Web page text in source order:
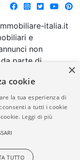
italia.it
e
non
parte di
italia.it
della
normativa in
aspetto dei
by
×
cookie
la tua esperienza di
a tutti i cookie
Leggi di più
TUTTO